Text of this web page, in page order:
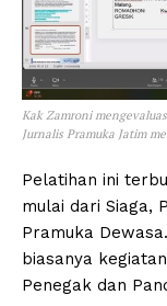
Kak Zamroni
Jurnalis Pramuka Jatim
Pelatihan ini
mulai dari Siaga,
Pramuka
biasanya
Penegak dan